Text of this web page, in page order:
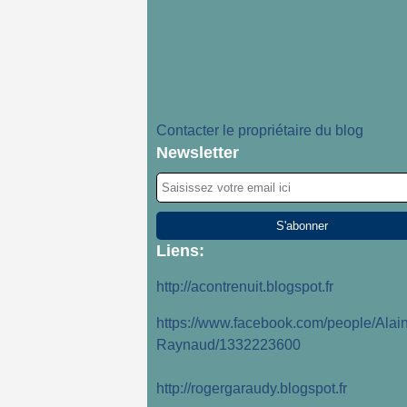
Contacter le propriétaire du blog
Newsletter
Liens:
http://acontrenuit.blogspot.fr
https://www.facebook.com/people/
Raynaud/1332223600
http://rogergaraudy.blogspot.fr